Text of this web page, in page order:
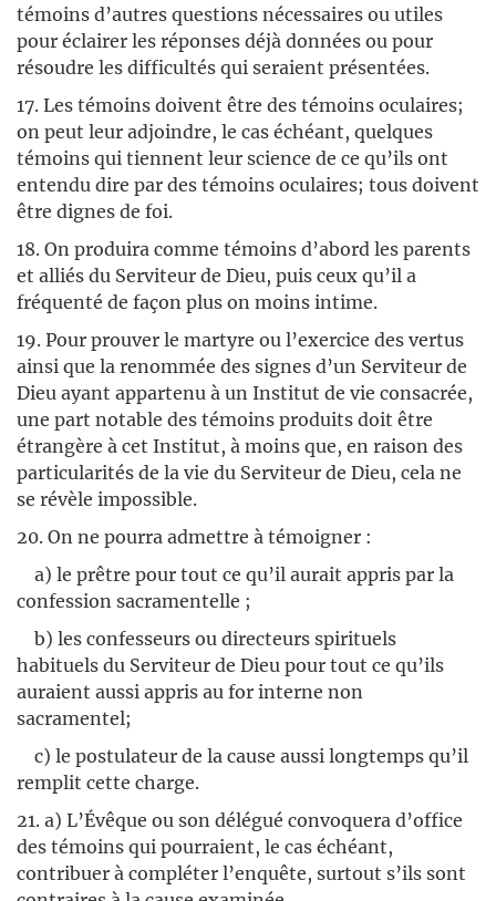
témoins d’autres questions nécessaires ou utiles
pour éclairer les réponses déjà données ou pour
résoudre les difficultés qui seraient présentées.
17. Les témoins doivent être des témoins oculaires;
on peut leur adjoindre, le cas échéant, quelques
témoins qui tiennent leur science de ce qu’ils ont
entendu dire par des témoins oculaires; tous doivent
être dignes de foi.
18. On produira comme témoins d’abord les parents
et alliés du Serviteur de Dieu, puis ceux qu’il a
fréquenté de façon plus on moins intime.
19. Pour prouver le martyre ou l’exercice des vertus
ainsi que la renommée des signes d’un Serviteur de
Dieu ayant appartenu à un Institut de vie consacrée,
une part notable des témoins produits doit être
étrangère à cet Institut, à moins que, en raison des
particularités de la vie du Serviteur de Dieu, cela ne
se révèle impossible.
20. On ne pourra admettre à témoigner :
a) le prêtre pour tout ce qu’il aurait appris par la
confession sacramentelle ;
b) les confesseurs ou directeurs spirituels
habituels du Serviteur de Dieu pour tout ce qu’ils
auraient aussi appris au for interne non
sacramentel;
c) le postulateur de la cause aussi longtemps qu’il
remplit cette charge.
21. a) L’Évêque ou son délégué convoquera d’office
des témoins qui pourraient, le cas échéant,
contribuer à compléter l’enquête, surtout s’ils sont